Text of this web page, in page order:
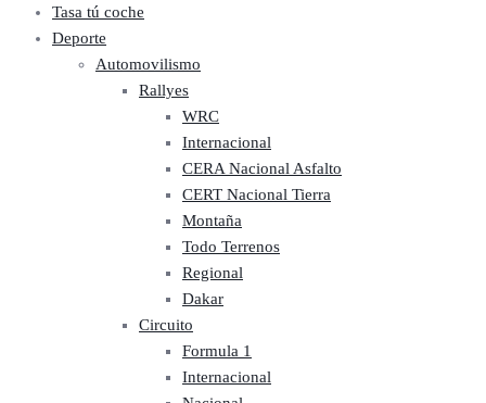
Tasa tú coche
Deporte
Automovilismo
Rallyes
WRC
Internacional
CERA Nacional Asfalto
CERT Nacional Tierra
Montaña
Todo Terrenos
Regional
Dakar
Circuito
Formula 1
Internacional